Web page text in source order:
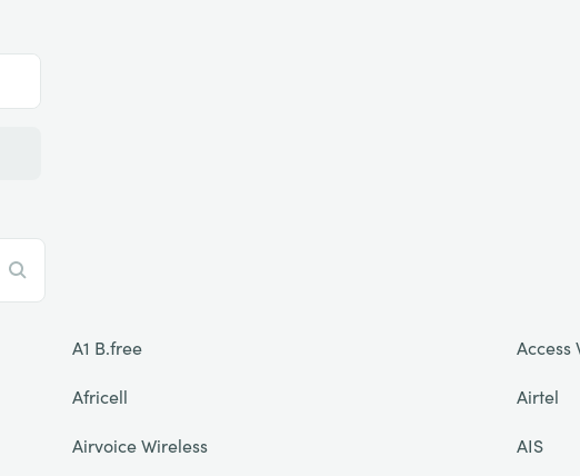
A1 B.free
Access
Africell
Airtel
Airvoice Wireless
AIS